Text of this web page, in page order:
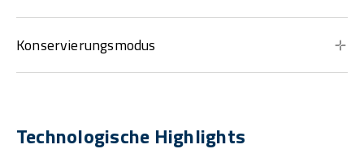
Konservierungsmodus
Technologische Highlights